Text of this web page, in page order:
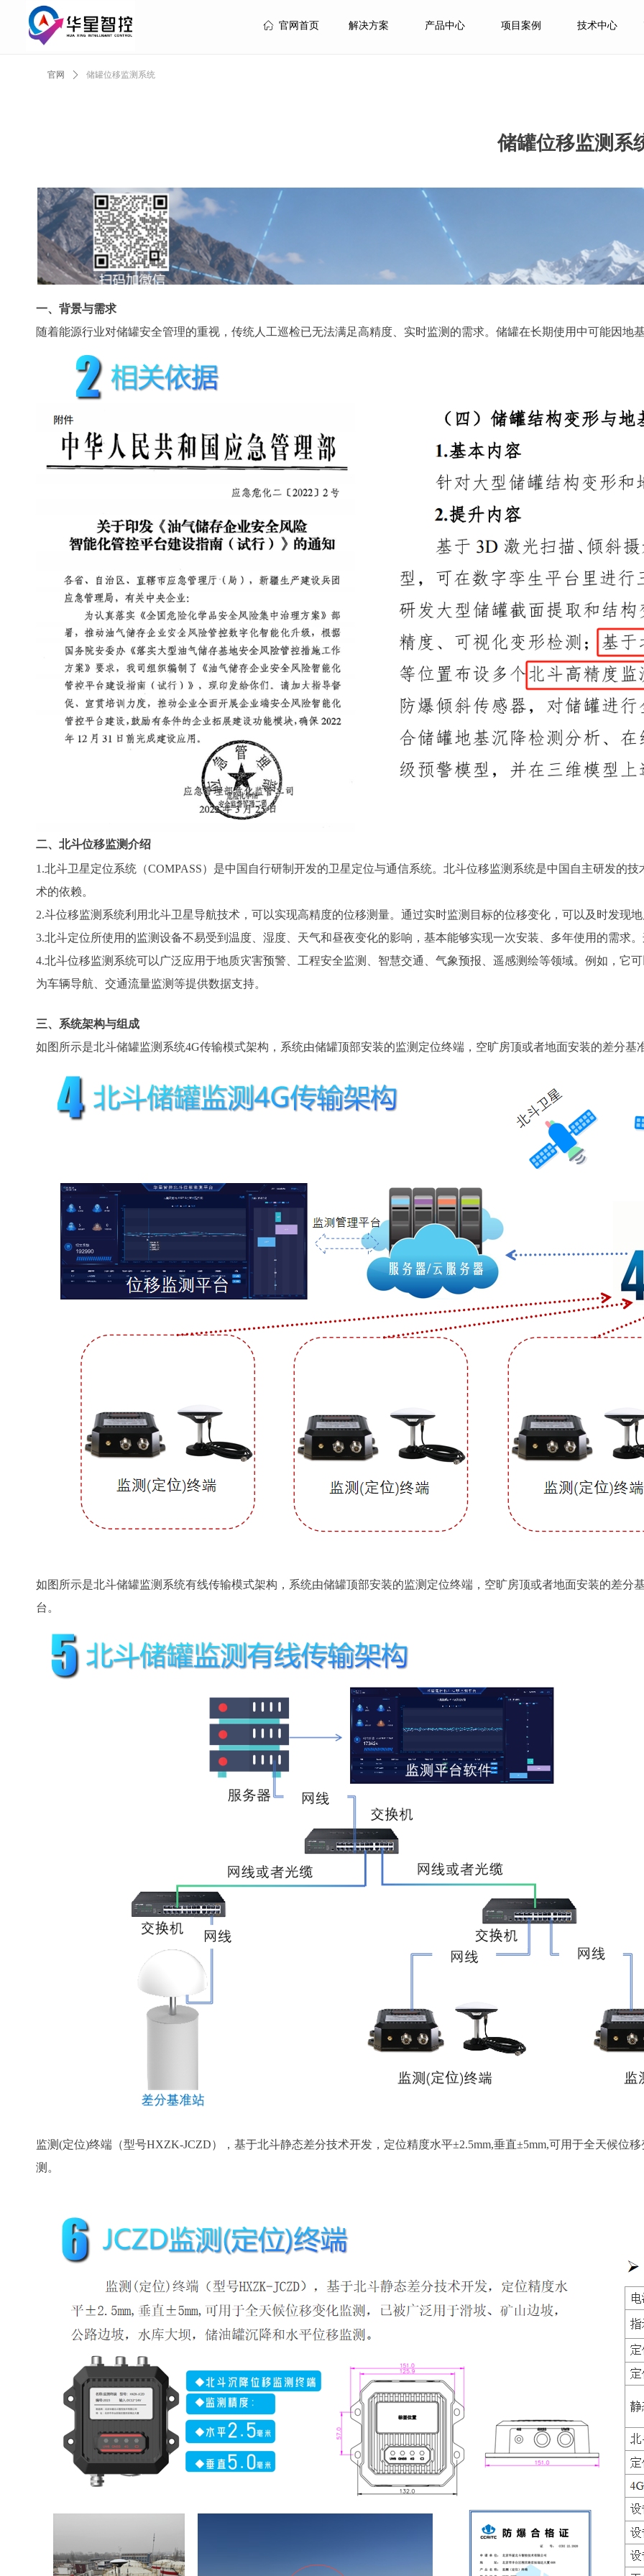
ꀇ 官网首页 解决方案 产品中心 项目案例 技术中心
储罐位移监测系
官网 ꄲ 储罐位移监测系统
一、背景与需求
随着能源行业对储罐安全管理的重视，传统人工巡检已无法满足高精度、实时监测的需求。储罐在长期使用中可能因
二、北斗位移监测介绍
1.北斗卫星定位系统（COMPASS）是中国自行研制开发的卫星定位与通信系统。北斗位移监测系统是中国自主研发的
术的依赖。
2.斗位移监测系统利用北斗卫星导航技术，可以实现高精度的位移测量。通过实时监测目标的位移变化，可以及时发现
3.北斗定位所使用的监测设备不易受到温度、湿度、天气和昼夜变化的影响，基本能够实现一次安装、多年使用的需求
4.北斗位移监测系统可以广泛应用于地质灾害预警、工程安全监测、智慧交通、气象预报、遥感测绘等领域。例如，
为车辆导航、交通流量监测等提供数据支持。
三、系统架构与组成
如图所示是北斗储罐监测系统4G传输模式架构，系统由储罐顶部安装的监测定位终端，空旷房顶或者地面安装的差分
如图所示是北斗储罐监测系统有线传输模式架构，系统由储罐顶部安装的监测定位终端，空旷房顶或者地面安装的差
台。
监测(定位)终端（型号HXZK-JCZD），基于北斗静态差分技术开发，定位精度水平±2.5mm,垂直±5mm,可用于全天候
测。